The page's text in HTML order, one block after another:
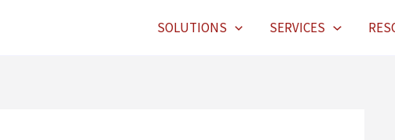
SOLUTIONS SERVICES